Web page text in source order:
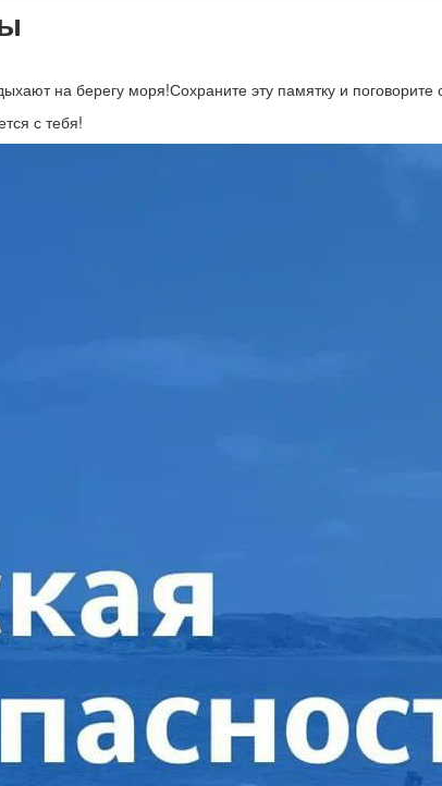
на берегу моря!Сохраните эту памятку и поговорите
с тебя!